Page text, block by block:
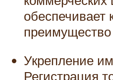
обеспечивает
Укрепление
Регистрация